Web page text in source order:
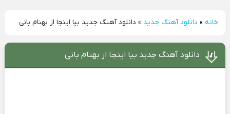
خانه» دانلود آهنگ جدید » دانلود آهنگ جدید بیا اینجا از بهنام بانی
دانلود آهنگ جدید بیا اینجا از بهنام بانی